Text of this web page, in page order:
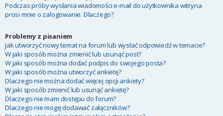
Podczas próby wysłania wiadomości e-mail do użytkownika witryna
prosi mnie o zalogowanie. Dlaczego?
Problemy z pisaniem
Jak utworzyć nowy temat na forum lub wysłać odpowiedź w temacie?
W jaki sposób można zmienić lub usunąć post?
W jaki sposób można dodać podpis do swojego posta?
W jaki sposób można utworzyć ankietę?
Dlaczego nie można dodać więcej opcji ankiety?
W jaki sposób zmienić lub usunąć ankietę?
Dlaczego nie mam dostępu do forum?
Dlaczego nie mogę dodawać załączników?